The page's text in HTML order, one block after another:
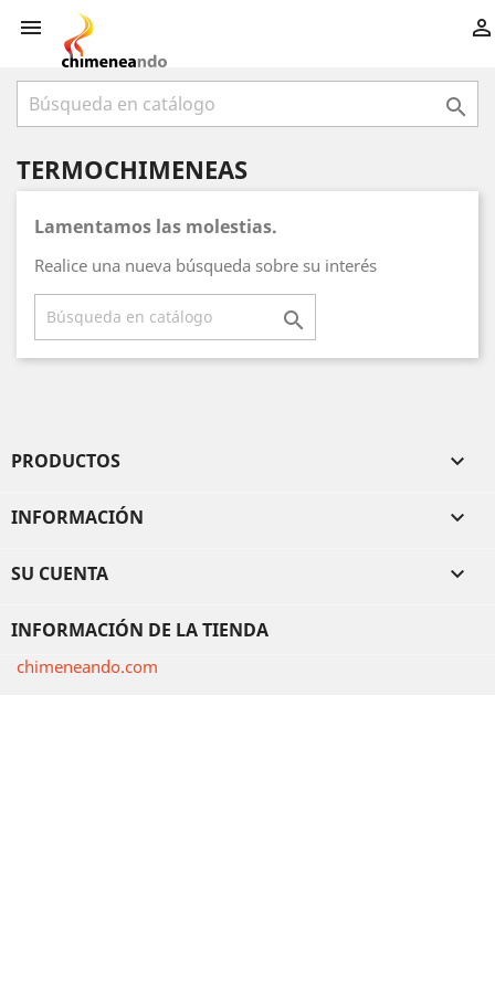
 

TERMOCHIMENEAS
Lamentamos las molestias.
Realice una nueva búsqueda sobre su interés

PRODUCTOS 
INFORMACIÓN 
SU CUENTA 
INFORMACIÓN DE LA TIENDA
chimeneando.com